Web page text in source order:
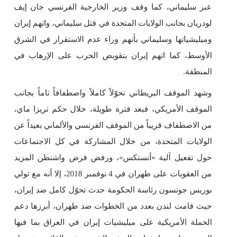
عبر سليماني، كما وقف وزير الخارجية الفرنسي جان إيف
لودريان بجانب الولايات المتحدة في قتل سليماني، واتهم إيران
وميليشياتها وسليماني بأنهم وراء عدم الاستقرار في الشرق
الأوسط، كما اتهم إيران بتقويض الحرب على الإرهاب في
المنطقة.
وشهد الموقف البريطاني تحوّلاً كاملاً واصطفافاً تاماً بجانب
الموقف الأمريكي، فبعد فترة طويلة، خلال حكم تريزا ماي،
من الاصطفاف قريباً من الموقف الفرنسي والألماني بعيداً عن
الولايات المتحدة، من خلال المشاركة في كل الاجتماعات
حول تفعيل آلية «أنستكس»، ورفض فرض واشنطن المزيد
من العقوبات على طهران في 4 نوفمبر 2018، إلا أنه مع تولي
بوريس جونسون رئاسة الحكومة حدث تحوّل كامل ضد إيران،
حيث قامت لندن بعدد من الخطوات ضد طهران، أبرزها دعم
الحملة الأمريكية على ميليشيات إيران في العراق بما فيها